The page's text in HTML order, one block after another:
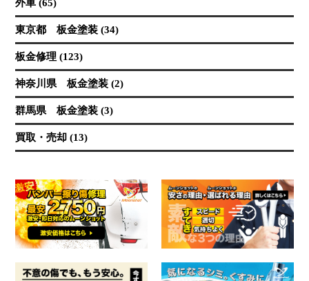
外車 (65)
東京都 板金塗装 (34)
板金修理 (123)
神奈川県 板金塗装 (2)
群馬県 板金塗装 (3)
買取・売却 (13)